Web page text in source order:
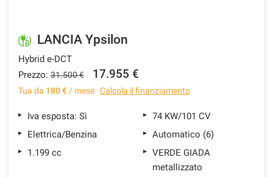
LANCIA Ypsilon
Hybrid e-DCT
Prezzo: 31.500 € 17.955 €
Tua da 180 € / mese Calcola il finanziamento
Iva esposta: Sì
74 KW/101 CV
Elettrica/Benzina
Automatico (6)
1.199 cc
VERDE GIADA
metallizzato